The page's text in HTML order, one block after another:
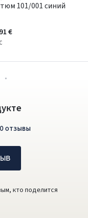
101/001 синий
€
0 oтзывы
кто поделится